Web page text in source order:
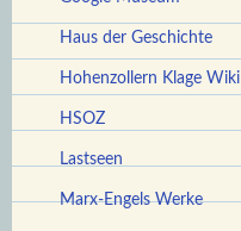
Haus der Geschichte
Hohenzollern Klage Wiki
HSOZ
Lastseen
Marx-Engels Werke